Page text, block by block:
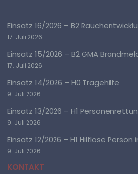
Einsatz 16/2026 – B2
17. Juli 2026
Einsatz 15/2026 – B2 GMA
17. Juli 2026
Einsatz 14/2026 – H0 Tragehilfe
9. Juli 2026
Einsatz 13/2026 – H1
9. Juli 2026
Einsatz 12/2026 – H1 Hilflose Person
9. Juli 2026
KONTAKT
Unionsrecht oder dem Recht der
vorgesehen werden.
h) Auftragsverarbeiter
Auftragsverarbeiter ist eine
Person, Behörde, Einrichtung oder
Verantwortlichen verarbeitet.
i) Empfänger
Empfänger ist eine natürliche oder
Behörde, Einrichtung oder andere